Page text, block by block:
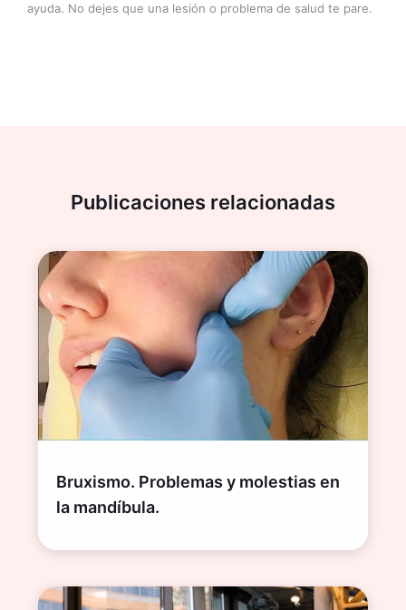
ayuda. No dejes que una lesión o problema de salud te pare.
Publicaciones relacionadas
Bruxismo. Problemas y molestias en
la mandíbula.